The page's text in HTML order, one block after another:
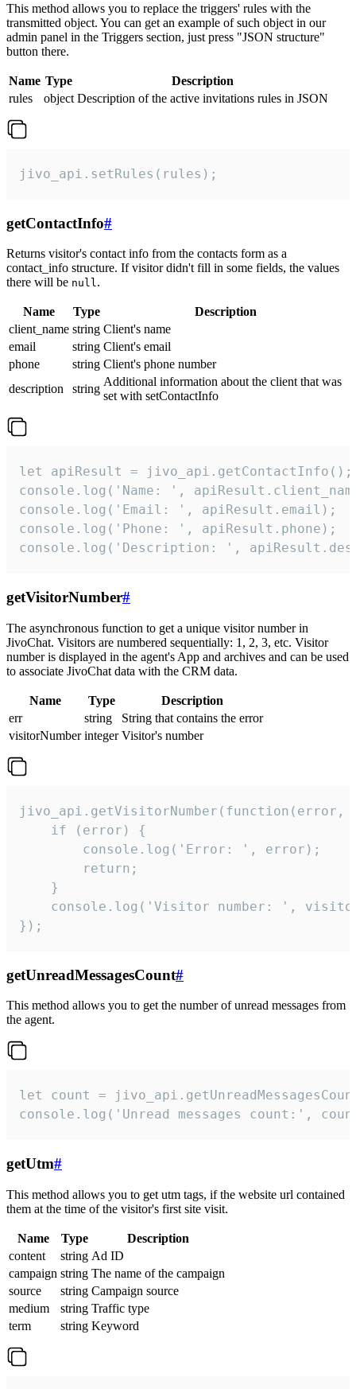
This method allows you to replace the triggers' rules with the
transmitted object. You can get an example of such object in our
admin panel in the Triggers section, just press "JSON structure"
button there.
Name Type
Description
rules
object Description of the active invitations rules in JSON
jivo_api.setRules(rules);
getContactInfo#
Returns visitor's contact info from the contacts form as a
contact_info structure. If visitor didn't fill in some fields, the values
there will be null.
Name Type
Description
client_name string Client's name
email
string Client's email
phone
string Client's phone number
description
string
Additional information about the client that was
set with setContactInfo
let apiResult = jivo_api.getContactInfo();
console.log('Name: ',
console.log('Email: ', apiResult.email);
console.log('Phone: ', apiResult.phone);
console.log('Description: ',
getVisitorNumber#
The asynchronous function to get a unique visitor number in
JivoChat. Visitors are numbered sequentially: 1, 2, 3, etc. Visitor
number is displayed in the agent's App and archives and can be used
to associate JivoChat data with the CRM data.
Name Type
Description
err
string
String that contains the error
visitorNumber integer Visitor's number
jivo_api.getVisitorNumber(function(error,
    if (error) {
        console.log('Error: ', error);
        return;
    }
console.log('Visitor number: ',
});
getUnreadMessagesCount#
This method allows you to get the number of unread messages from
the agent.
let count =
console.log('Unread messages count:',
getUtm#
This method allows you to get utm tags, if the website url contained
them at the time of the visitor's first site visit.
Name Type
Description
content
string Ad ID
campaign string The name of the campaign
source
string Campaign source
medium
string Traffic type
term
string Keyword